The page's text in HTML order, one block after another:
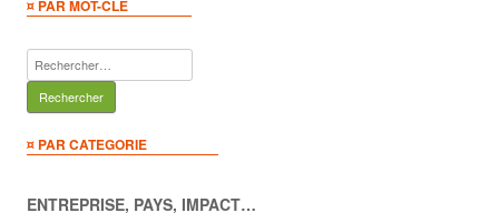
¤ PAR MOT-CLE
Rechercher :
¤ PAR CATEGORIE
ENTREPRISE, PAYS, IMPACT…